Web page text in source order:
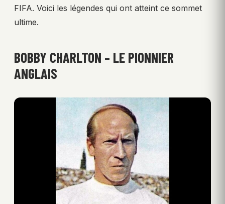
FIFA. Voici les légendes qui ont atteint ce sommet
ultime.
BOBBY CHARLTON – LE PIONNIER
ANGLAIS